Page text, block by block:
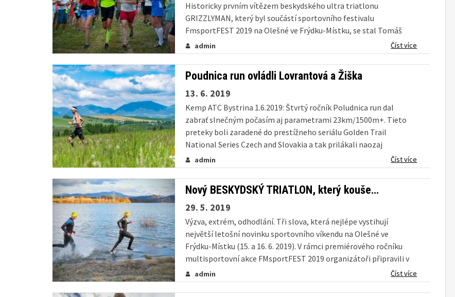
Historicky prvním vítězem beskydského ultra triatlonu
GRIZZLYMAN, který byl součástí sportovního festivalu
FmsportFEST 2019 na Olešné ve Frýdku-Místku, se stal Tomáš
Matera z týmu KILPI RACING TEAM. Extrémní závod s brutální
porcí kilometrů i převýšením dokončilo 23 závodníků, mezi
nimi...
admin Číst více
Poudnica run ovládli Lovrantová a Žiška
13. 6. 2019
Kemp ATC Bystrina 1.6.2019: Štvrtý ročník Poludnica run dal
zabrať slnečným počasím aj parametrami 23km/1500m+. Tieto
preteky boli zaradené do prestížneho seriálu Golden Trail
National Series Czech and Slovakia a tak prilákali naozaj
zaujímavých športovcov. Obaja víťazi, u mužov aj u žien boli...
admin Číst více
Nový BESKYDSKÝ TRIATLON, který kouše…
29. 5. 2019
Výzva, extrém, odhodlání. Tři slova, která nejlépe vystihují
největší letošní novinku sportovního víkendu na Olešné ve
Frýdku-Místku (15. a 16. 6. 2019). V rámci premiérového ročníku
multisportovní akce FMsportFEST 2019 organizátoři připravili v
tvrdých podmínkách Beskyd ultra triatlonový závod XTRI...
admin Číst více